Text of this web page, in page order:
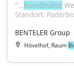
"...Koordinator
Standort:
BENTELER Group
Hövelhof, Raum